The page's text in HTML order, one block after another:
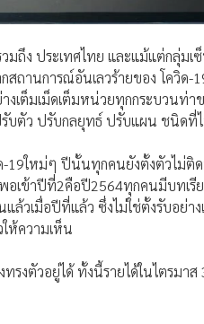
ถึง ประเทศไทย และแม้แต่กลุ่มเ
สถานการณ์อันเลวร้ายของ โควิด
งเต็มเม็ดเต็มหน่วยทุกกระบวนท่
บตัว ปรับกลยุทธ์ ปรับแผน ชนิดที่
19ใหม่ๆ ปีนั้นทุกคนยังตั้งตัวไม่ติด
อเข้าปีที่2คือปี2564ทุกคนมีบทเ
วเมื่อปีที่แล้ว ซึ่งไม่ใช่ตั้งรับอย่าง
ห้ความเห็น
รงตัวอยู่ได้ ทั้งนี้รายได้ในไตรมา